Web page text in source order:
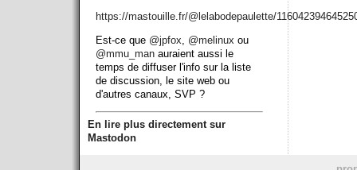
https://mastouille.fr/@lelabodepaulette/
Est-ce que @jpfox, @melinux ou
@mmu_man auraient aussi le
temps de diffuser l'info sur la liste
de discussion, le site web ou
d'autres canaux, SVP ?
En lire plus directement sur
Mastodon